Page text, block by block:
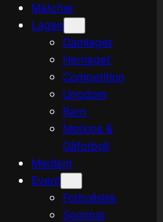
Matcher
Lagen
Damlaget
Herrlaget
Competition
Ungdom
Barn
Motions &
Gåfotboll
Medlem
Event
Fotbollslek
Sommar